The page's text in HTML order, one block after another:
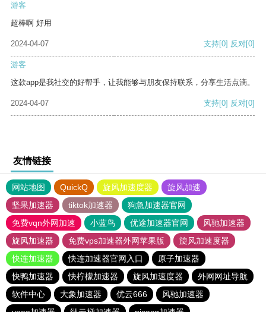
游客
超棒啊 好用
2024-04-07 支持[0] 反对[0]
游客
这款app是我社交的好帮手，让我能够与朋友保持联系，分享生活点滴。
2024-04-07 支持[0] 反对[0]
友情链接
网站地图 QuickQ 旋风加速度器
旋风加速
坚果加速器
tiktok加速器
狗急加速器官网
免费vqn外网加速
小蓝鸟 优途加速器官网
风驰加速器
旋风加速器
免费vps加速器外网苹果版
旋风加速度器
快连加速器
快连加速器官网入口
原子加速器
快鸭加速器
快柠檬加速器 旋风加速度器
外网网址导航
软件中心
大象加速器 优云666
风驰加速器